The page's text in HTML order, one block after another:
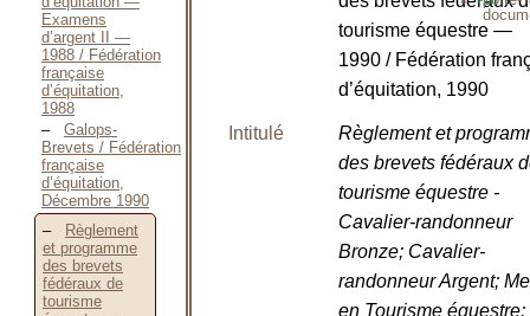
Examens
d’argent II —
1988 / Fédération
française
d’équitation,
1988
Galops-
Brevets / Fédération
française
d’équitation,
Décembre 1990
Règlement
et programme
des brevets
fédéraux de
tourisme
tourisme équestre —
1990 / Fédération
d’équitation, 1990
Intitulé
Règlement et
des brevets fédéraux
tourisme équestre -
Cavalier-randonneur
Bronze; Cavalier-
randonneur Argent;
en Tourisme équestre;